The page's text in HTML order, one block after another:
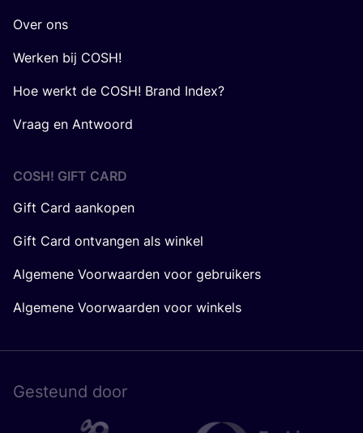
Over ons
Werken bij COSH!
Hoe werkt de COSH! Brand Index?
Vraag en Antwoord
COSH! GIFT CARD
Gift Card aankopen
Gift Card ontvangen als winkel
Algemene Voorwaarden voor gebruikers
Algemene Voorwaarden voor winkels
Gesteund door